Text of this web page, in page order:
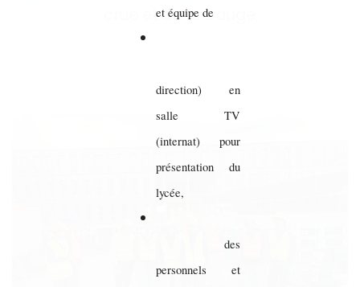
et équipe de
direction) en
salle TV
(internat) pour
présentation du
lycée,
des
personnels et
crue et de la bauge